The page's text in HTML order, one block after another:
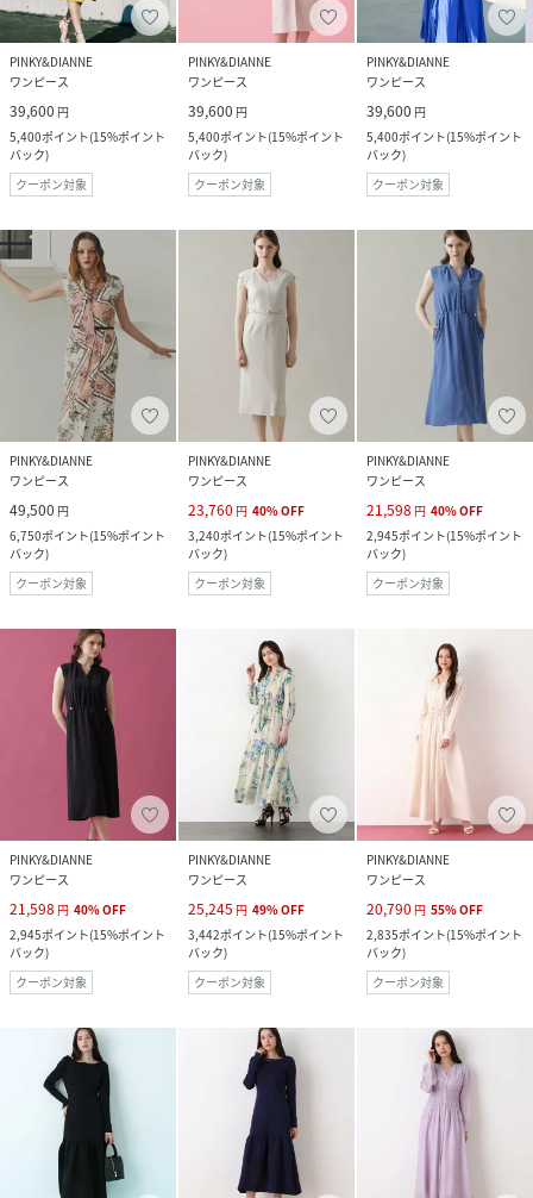
PINKY&DIANNE
ワンピース
39,600 円
5,400ポイント(15%ポイント
バック)
クーポン対象
PINKY&DIANNE
ワンピース
39,600 円
5,400ポイント(15%ポイント
バック)
クーポン対象
PINKY&DIANNE
ワンピース
39,600 円
5,400ポイント(15%ポイント
バック)
クーポン対象
PINKY&DIANNE
ワンピース
49,500 円
6,750ポイント(15%ポイント
バック)
クーポン対象
PINKY&DIANNE
ワンピース
23,760 円 40%OFF
3,240ポイント(15%ポイント
バック)
クーポン対象
PINKY&DIANNE
ワンピース
21,598 円 40%OFF
2,945ポイント(15%ポイント
バック)
クーポン対象
PINKY&DIANNE
ワンピース
21,598 円 40%OFF
2,945ポイント(15%ポイント
バック)
クーポン対象
PINKY&DIANNE
ワンピース
25,245 円 49%OFF
3,442ポイント(15%ポイント
バック)
クーポン対象
PINKY&DIANNE
ワンピース
20,790 円 55%OFF
2,835ポイント(15%ポイント
バック)
クーポン対象